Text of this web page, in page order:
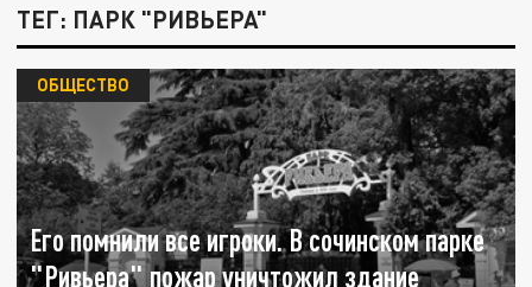
ТЕГ: ПАРК "РИВЬЕРА"
Его помнили все игроки. В сочинском парке
"Ривьера" пожар уничтожил здание
ОБЩЕСТВО